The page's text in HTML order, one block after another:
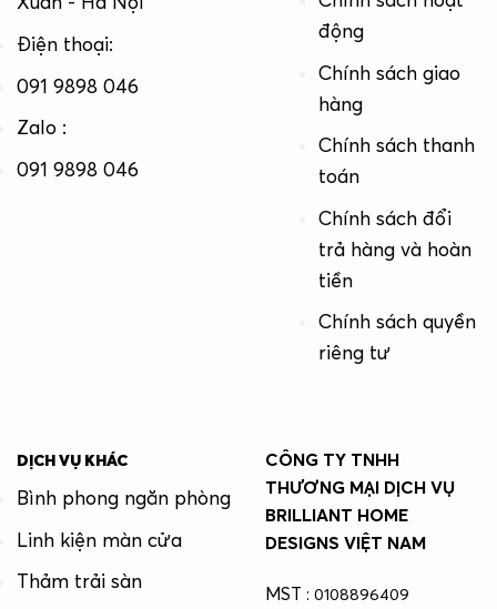
Điện thoại:
091 9898 046
Zalo :
091 9898 046
động
Chính sách giao
hàng
Chính sách thanh
toán
Chính sách đổi
trả hàng và hoàn
tiền
Chính sách quyền
riêng tư
DỊCH VỤ KHÁC
Bình phong ngăn phòng
Linh kiện màn cửa
Thảm trải sàn
CÔNG TY TNHH
THƯƠNG MẠI DỊCH VỤ
BRILLIANT HOME
DESIGNS VIỆT NAM
MST : 0108896409